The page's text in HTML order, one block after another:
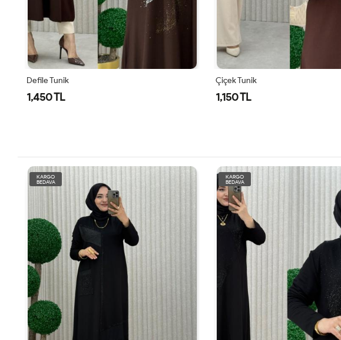
Defile Tunik
1,450 TL
Çiçek Tunik
1,150 TL
KARGO
BEDAVA
KARGO
BEDAVA